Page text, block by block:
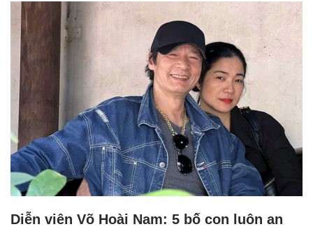
Diễn viên Võ Hoài Nam: 5 bố con luôn an